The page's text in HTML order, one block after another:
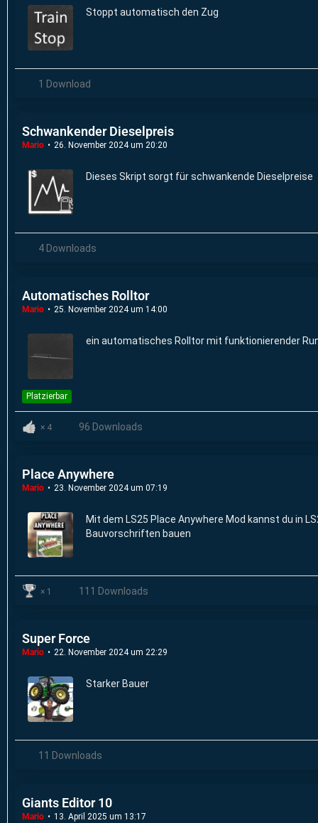
Stoppt automatisch den Zug
1 Download
Schwankender Dieselpreis
Mario 26. November 2024 um 20:20
Dieses Skript sorgt für schwankende Dieselpreise
4 Downloads
Automatisches Rolltor
Mario 25. November 2024 um 14:00
ein automatisches Rolltor mit funktionierender
Platzierbar
4 96 Downloads
Place Anywhere
Mario 23. November 2024 um 07:19
Mit dem LS25 Place Anywhere Mod kannst du in
Bauvorschriften bauen
1 111 Downloads
Super Force
Mario 22. November 2024 um 22:29
Starker Bauer
11 Downloads
Giants Editor 10
Mario 13. April 2025 um 13:17